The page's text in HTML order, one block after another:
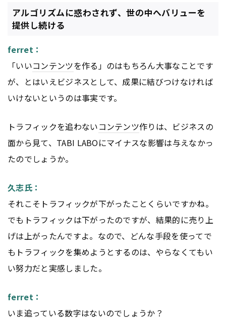
アルゴリズムに惑わされず、世の中へバリューを
提供し続ける
ferret：
「いいコンテンツを作る」のはもちろん大事なことです
が、とはいえビジネスとして、成果に結びつけなければ
いけないというのは事実です。
トラフィックを追わないコンテンツ作りは、ビジネスの
面から見て、TABI LABOにマイナスな影響は与えなかっ
たのでしょうか。
久志氏：
それこそトラフィックが下がったことくらいですかね。
でもトラフィックは下がったのですが、結果的に売り上
げは上がったんですよ。なので、どんな手段を使ってで
もトラフィックを集めようとするのは、やらなくてもい
い努力だと実感しました。
ferret：
いま追っている数字はないのでしょうか？